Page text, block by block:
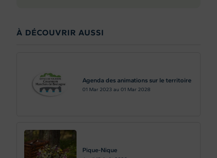
À DÉCOUVRIR AUSSI
Agenda des animations sur le territoire
01 Mar 2023 au 01 Mar 2028
Pique-Nique